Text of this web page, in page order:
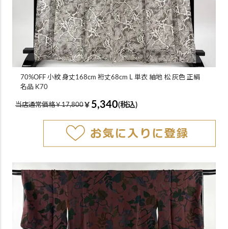
70%OFF 小紋 身丈168cm 裄丈68cm L 単衣 紬地 松 灰色 正絹
名品 K70
当店通常価格￥17,800￥ 5,340(税込)